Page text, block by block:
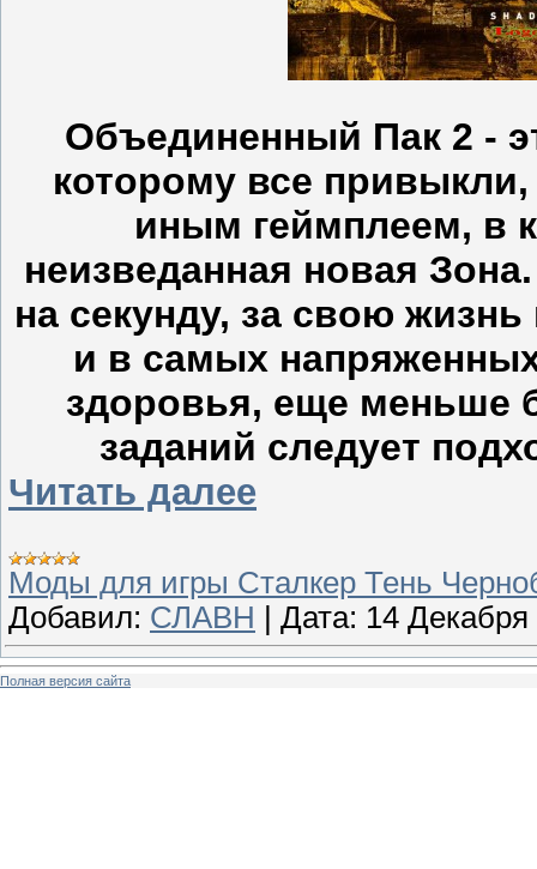
Объединенный Пак 2 -
которому все
иным геймплеем, в
неизведанная новая
на секунду, за свою
и в самых
здоровья, еще меньше
заданий следует
Читать далее
Моды для игры Сталкер Тень
Добавил: СЛАВН | Дата: 14 Декабря
Полная версия сайта